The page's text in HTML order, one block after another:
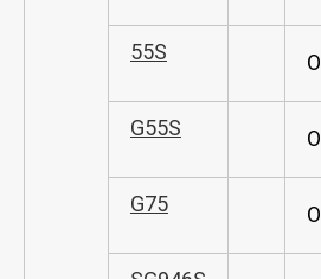
55S O
G55S O
G75 O